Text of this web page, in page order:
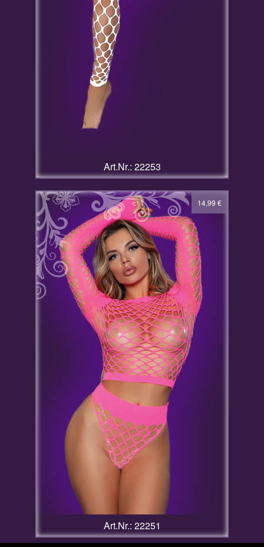
Art.Nr.: 22253
Art.Nr.: 22251
14,99 €